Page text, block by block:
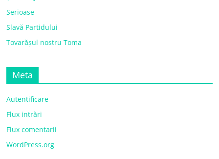
Serioase
Slavă Partidului
Tovarășul nostru Toma
Meta
Autentificare
Flux intrări
Flux comentarii
WordPress.org